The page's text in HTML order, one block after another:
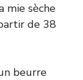
mie sèche
de 38
beurre